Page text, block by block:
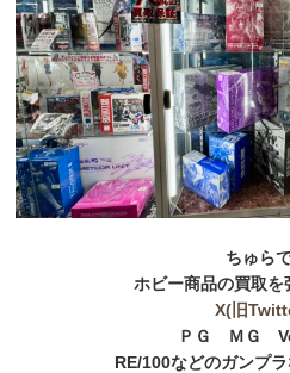
ちゅら
ホビー商品の買取を
X(旧
ＰＧ ＭＧ
RE/100などのガンプラ